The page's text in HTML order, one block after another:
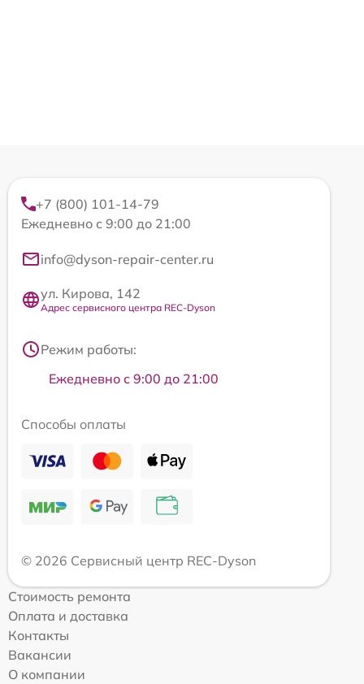
+7 (800) 101-14-79
Ежедневно с 9:00 до 21:00
info@dyson-repair-center.ru
ул. Кирова, 142
Адрес сервисного центра REC-Dyson
Режим работы:
Ежедневно с 9:00 до 21:00
Способы оплаты
© 2026 Сервисный центр REC-Dyson
Стоимость ремонта
Оплата и доставка
Контакты
Вакансии
О компании